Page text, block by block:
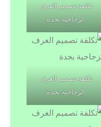
تكلفة تصميم الغرف
الزجاجية بجدة
تكلفة تصميم الغرف
الزجاجية بجدة